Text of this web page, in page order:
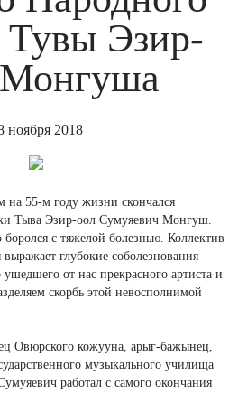
Тувы Эзир-
ноября 2018
на 55-м году жизни скончался
Тыва Эзир-оол Сумуяевич Монгуш.
с тяжелой болезнью. Коллектив
глубокие соболезнования
от нас прекрасного артиста и
скорбь этой невосполнимой
Овюрского кожууна, арыг-бажынец,
музыкального училища
работал с самого окончания